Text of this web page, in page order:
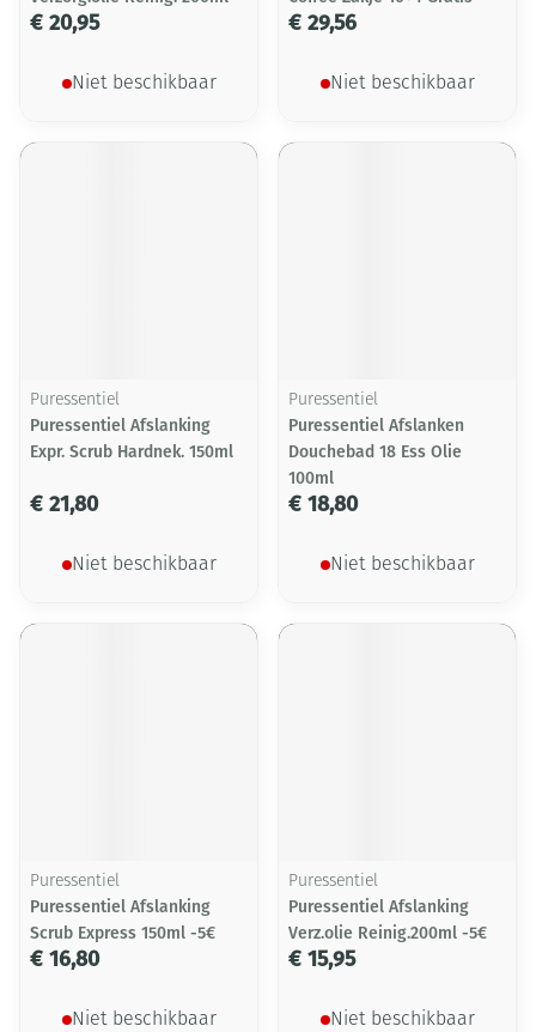
€ 20,95
Niet beschikbaar
€ 29,56
Niet beschikbaar
Puressentiel
Puressentiel Afslanking
Expr. Scrub Hardnek. 150ml
€ 21,80
Niet beschikbaar
Puressentiel
Puressentiel Afslanken
Douchebad 18 Ess Olie
100ml
€ 18,80
Niet beschikbaar
Puressentiel
Puressentiel Afslanking
Scrub Express 150ml -5€
€ 16,80
Niet beschikbaar
Puressentiel
Puressentiel Afslanking
Verz.olie Reinig.200ml -5€
€ 15,95
Niet beschikbaar